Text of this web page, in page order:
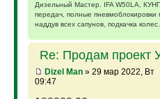
Дизельный Мастер. IFA W50LA,
передач, полные
наддув всех сапунов, подкачка колес.
Re: Продам проект
Dizel Man» 29 мар 2022, Вт
09:47